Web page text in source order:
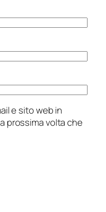
e sito web in
prossima volta che